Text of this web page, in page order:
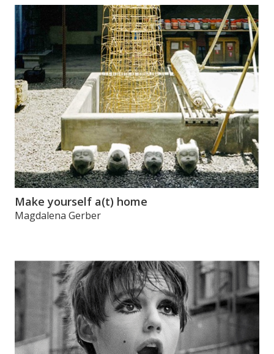
Make yourself a(t) home
Magdalena Gerber